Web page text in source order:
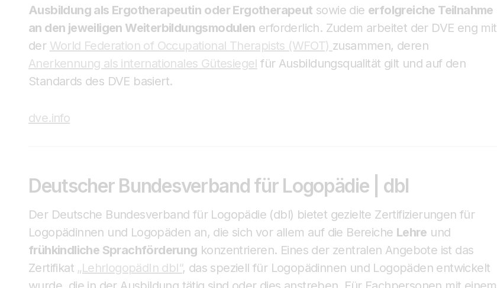
Ausbildung als Ergotherapeutin oder Ergotherapeut sowie die erfolgreiche Teilnahme
an den jeweiligen Weiterbildungsmodulen erforderlich. Zudem arbeitet der DVE eng mit
der World Federation of Occupational Therapists (WFOT) zusammen, deren
Anerkennung als internationales Gütesiegel für Ausbildungsqualität gilt und auf den
Standards des DVE basiert.
dve.info
Deutscher Bundesverband für Logopädie | dbl
Der Deutsche Bundesverband für Logopädie (dbl) bietet gezielte Zertifizierungen für
Logopädinnen und Logopäden an, die sich vor allem auf die Bereiche Lehre und
frühkindliche Sprachförderung konzentrieren. Eines der zentralen Angebote ist das
Zertifikat „LehrlogopädIn dbl“, das speziell für Logopädinnen und Logopäden entwickelt